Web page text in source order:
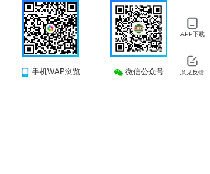
手机WAP浏览 微信公众号
APP下载
意见反馈